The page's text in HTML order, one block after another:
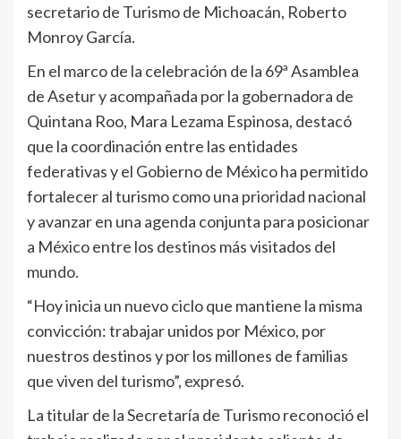
secretario de Turismo de Michoacán, Roberto
Monroy García.
En el marco de la celebración de la 69ª Asamblea
de Asetur y acompañada por la gobernadora de
Quintana Roo, Mara Lezama Espinosa, destacó
que la coordinación entre las entidades
federativas y el Gobierno de México ha permitido
fortalecer al turismo como una prioridad nacional
y avanzar en una agenda conjunta para posicionar
a México entre los destinos más visitados del
mundo.
“Hoy inicia un nuevo ciclo que mantiene la misma
convicción: trabajar unidos por México, por
nuestros destinos y por los millones de familias
que viven del turismo”, expresó.
La titular de la Secretaría de Turismo reconoció el